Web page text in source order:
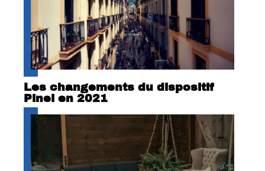
Les changements du dispositif
Pinel en 2021